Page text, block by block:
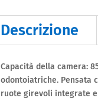
Descrizione
Capacità della camera:
odontoiatriche. Pensata
ruote girevoli integrate e